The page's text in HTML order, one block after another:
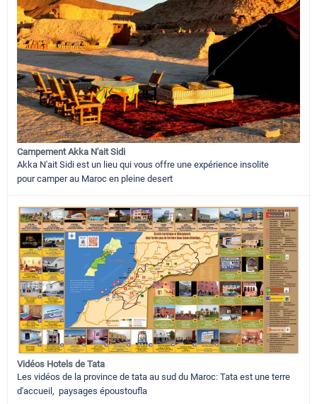
Campement Akka N'ait Sidi
Akka N'ait Sidi est un lieu qui vous offre une expérience insolite
pour camper au Maroc en pleine desert
Vidéos Hotels de Tata
Les vidéos de la province de tata au sud du Maroc: Tata est une terre
d'accueil, paysages époustoufla